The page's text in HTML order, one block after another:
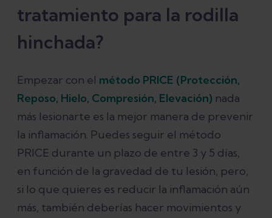
tratamiento para la rodilla
hinchada?
Empezar con el método PRICE (Protección,
Reposo, Hielo, Compresión, Elevación) nada
más lesionarte es la mejor manera de prevenir
la inflamación. Puedes seguir el método
PRICE durante un plazo de entre 3 y 5 días,
en función de la gravedad de tu lesión, pero,
si lo que quieres es reducir la inflamación aún
más, también deberías hacer movimientos y